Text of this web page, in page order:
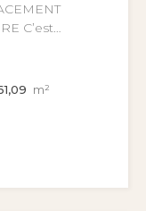
C’est…
m²